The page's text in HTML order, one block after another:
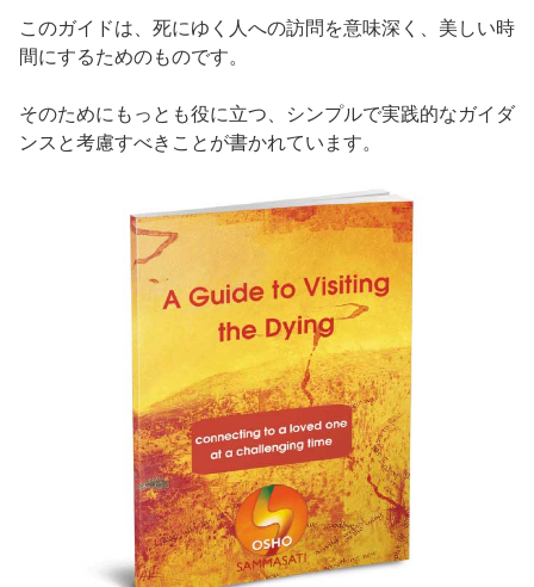
このガイドは、死にゆく人への訪問を意味深く、美しい時
間にするためのものです。
そのためにもっとも役に立つ、シンプルで実践的なガイダ
ンスと考慮すべきことが書かれています。